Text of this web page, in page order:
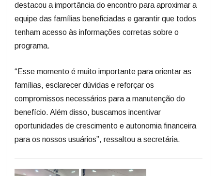
destacou a importância do encontro para aproximar a
equipe das famílias beneficiadas e garantir que todos
tenham acesso às informações corretas sobre o
programa.
“Esse momento é muito importante para orientar as
famílias, esclarecer dúvidas e reforçar os
compromissos necessários para a manutenção do
benefício. Além disso, buscamos incentivar
oportunidades de crescimento e autonomia financeira
para os nossos usuários”, ressaltou a secretária.